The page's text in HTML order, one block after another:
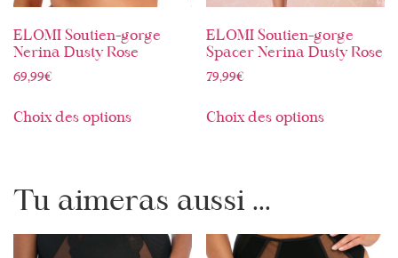
ELOMI Soutien-gorge
Nerina Dusty Rose
69,99€
Choix des options
ELOMI Soutien-gorge
Spacer Nerina Dusty Rose
79,99€
Choix des options
Tu aimeras aussi ...